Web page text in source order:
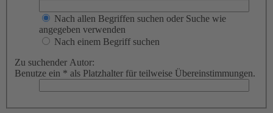
Nach allen Begriffen suchen oder Suche wie
angegeben verwenden
Nach einem Begriff suchen
Zu suchender Autor:
Benutze ein * als Platzhalter für teilweise Übereinstimmungen.